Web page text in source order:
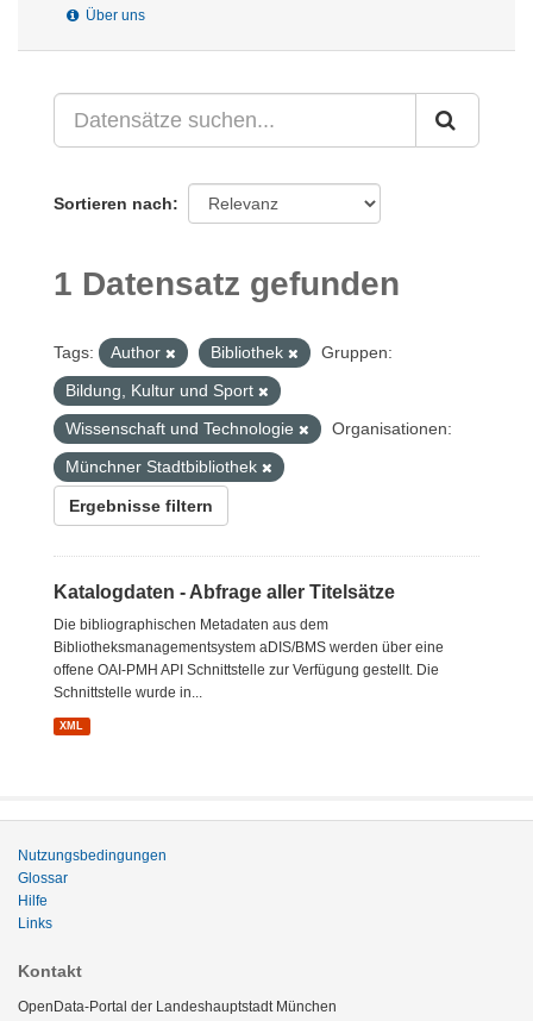
Über uns
Sortieren nach
1 Datensatz gefunden
Tags: Author Bibliothek
Gruppen:
Bildung, Kultur und Sport
Wissenschaft und Technologie
Organisationen:
Münchner Stadtbibliothek
Ergebnisse filtern
Katalogdaten - Abfrage aller Titelsätze
Die bibliographischen Metadaten aus dem
Bibliotheksmanagementsystem aDIS/BMS werden über eine
offene OAI-PMH API Schnittstelle zur Verfügung gestellt. Die
Schnittstelle wurde in...
XML
Nutzungsbedingungen
Glossar
Hilfe
Links
Kontakt
OpenData-Portal der Landeshauptstadt München